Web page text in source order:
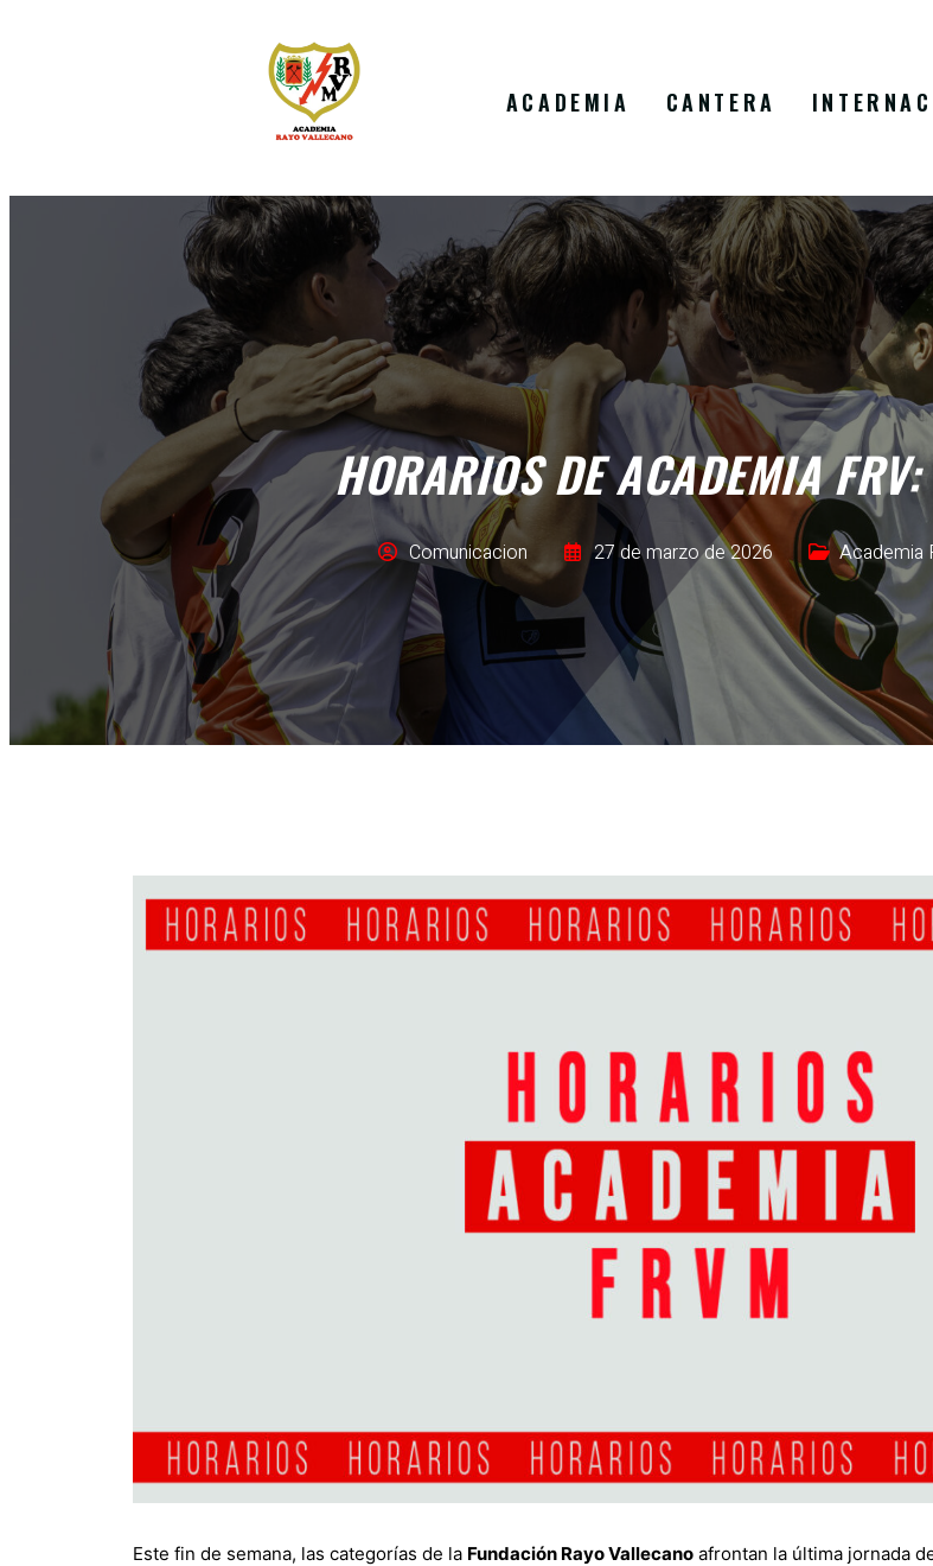
ACADEMIA CANTERA
HORARIOS DE ACADEMIA
Comunicacion 27 de marzo de 2026 Academia
Este fin de semana, las categorías de la Fundación Rayo Vallecano afrontan la última jornada